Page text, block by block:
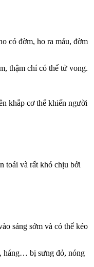
có đờm, ho ra máu, đờm
thậm chí có thể tử vong.
khắp cơ thể khiến người
toái và rất khó chịu bởi
sáng sớm và có thể kéo
háng… bị sưng đỏ, nóng